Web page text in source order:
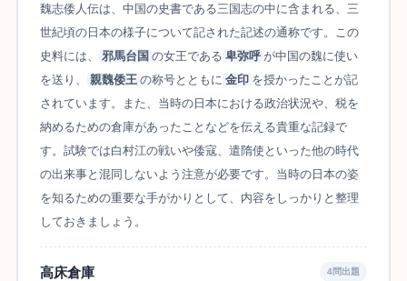
魏志倭人伝は、中国の史書である三国志の中に含まれる、三
世紀頃の日本の様子について記された記述の通称です。この
史料には、
邪馬台国 の女王である 卑弥呼 が中国の魏に使い
を送り、
親魏倭王 の称号とともに 金印 を授かったことが記
されています。また、当時の日本における政治状況や、税を
納めるための倉庫があったことなどを伝える貴重な記録で
す。試験では白村江の戦いや倭寇、遣隋使といった他の時代
の出来事と混同しないよう注意が必要です。当時の日本の姿
を知るための重要な手がかりとして、内容をしっかりと整理
しておきましょう。
高床倉庫 4問出題